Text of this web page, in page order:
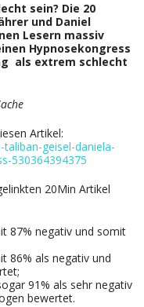
sein? Die 20
und Daniel
Lesern massiv
Hypnosekongress
als extrem schlecht
Artikel:
geisel-daniela-
530364394375
20Min Artikel
87% negativ und somit
86% als negativ und
91% als sehr negativ
bewertet.